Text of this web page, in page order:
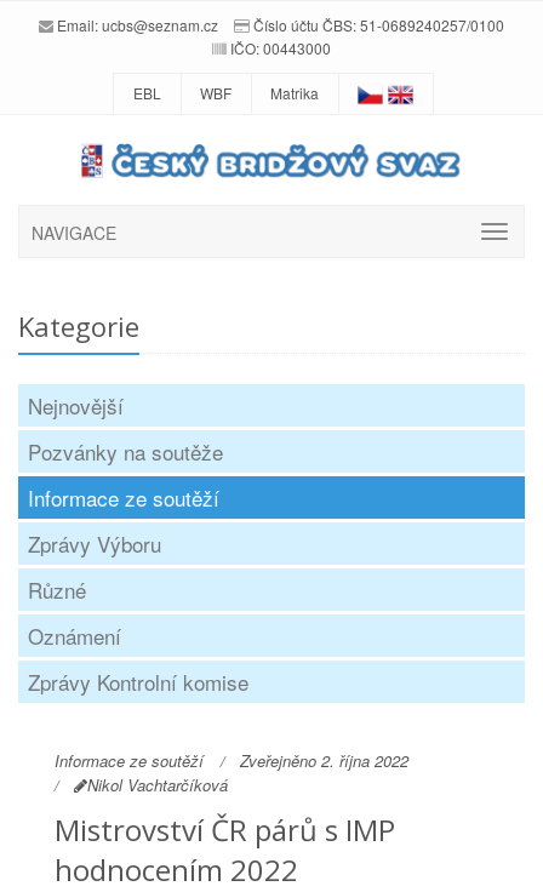
Email:ucbs@seznam.cz
Číslo účtu ČBS: 51-0689240257/0100
IČO: 00443000
EBL WBF Matrika
NAVIGACE
Kategorie
Nejnovější
Pozvánky na soutěže
Informace ze soutěží
Zprávy Výboru
Různé
Oznámení
Zprávy Kontrolní komise
Informace ze soutěží
Zveřejněno 2. října 2022
Nikol Vachtarčíková
Mistrovství ČR párů s IMP
hodnocením 2022